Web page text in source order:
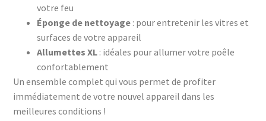
votre feu
Éponge de nettoyage : pour entretenir les vitres et
surfaces de votre appareil
Allumettes XL : idéales pour allumer votre poêle
confortablement
Un ensemble complet qui vous permet de profiter
immédiatement de votre nouvel appareil dans les
meilleures conditions !